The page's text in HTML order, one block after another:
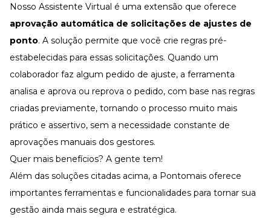
Nosso Assistente Virtual é uma extensão que oferece
aprovação automática de solicitações de ajustes de
ponto. A solução permite que você crie regras pré-
estabelecidas para essas solicitações. Quando um
colaborador faz algum pedido de ajuste, a ferramenta
analisa e aprova ou reprova o pedido, com base nas regras
criadas previamente, tornando o processo muito mais
prático e assertivo, sem a necessidade constante de
aprovações manuais dos gestores.
Quer mais benefícios? A gente tem!
Além das soluções citadas acima, a Pontomais oferece
importantes ferramentas e funcionalidades para tornar sua
gestão ainda mais segura e estratégica.